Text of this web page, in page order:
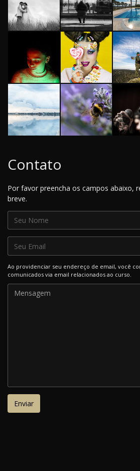
Contato
Por favor preencha os campos abaixo,
breve.
Ao providenciar seu endereço de email, você
comunicados via email relacionados ao curso.